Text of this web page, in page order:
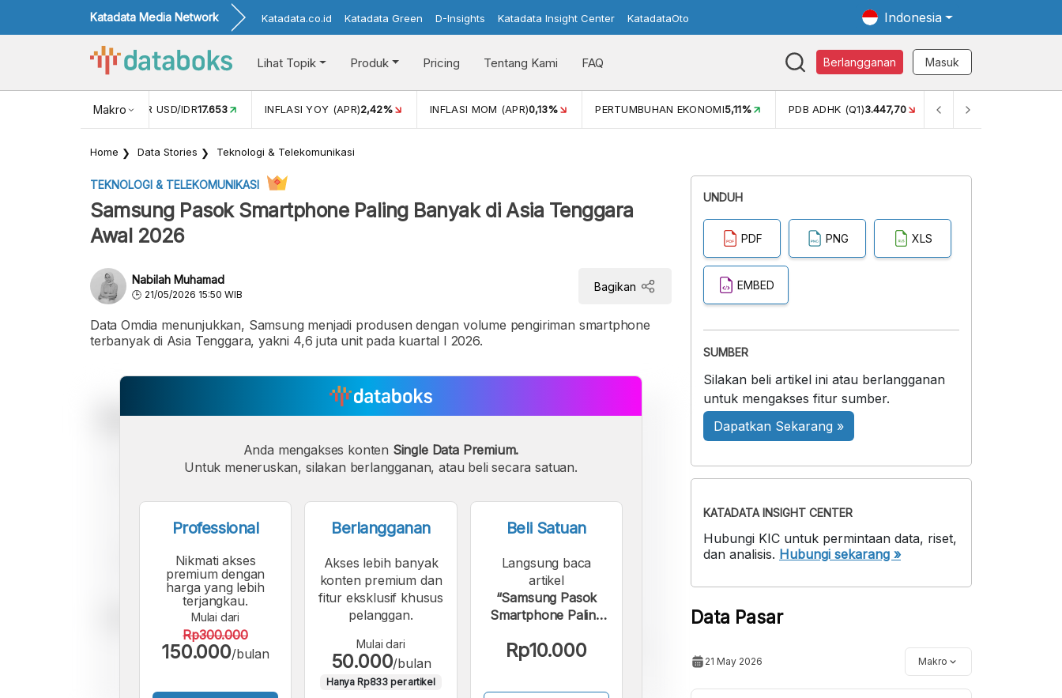
Katadata Media Network Katadata.co.id Katadata Green D-Insights Katadata Insight Center KatadataOto Indonesia
Lihat Topik Produk Pricing Tentang Kami FAQ Berlangganan Masuk
Makro
NILAI TUKAR USD/IDR17.653 INFLASI YOY (APR)2,42% INFLASI MOM (APR)0,13% PERTUMBUHAN EKONOMI5,11% PDB ADHK (Q1)3.447,70 GINI RASIO (SEM2)
Home Data Stories Teknologi & Telekomunikasi
TEKNOLOGI & TELEKOMUNIKASI
Samsung Pasok Smartphone Paling Banyak di Asia Tenggara
Awal 2026
Nabilah Muhamad
21/05/2026 15:50 WIB
Bagikan
Data Omdia menunjukkan, Samsung menjadi produsen dengan volume pengiriman smartphone
terbanyak di Asia Tenggara, yakni 4,6 juta unit pada kuartal I 2026.
Anda mengakses konten Single Data Premium.
Untuk meneruskan, silakan berlangganan, atau beli secara satuan.
Professional
Nikmati akses
premium dengan
harga yang lebih
terjangkau.
Mulai dari
Rp300.000
150.000/bulan
Berlangganan
Akses lebih banyak
konten premium dan
fitur eksklusif khusus
pelanggan.
Mulai dari
50.000/bulan
Hanya Rp833 per artikel
Beli Satuan
Langsung baca
artikel
“Samsung Pasok
Smartphone Paling
Tenggara Awal
Rp10.000
UNDUH
PDF PNG XLS
EMBED
SUMBER
Silakan beli artikel ini atau berlangganan
untuk mengakses fitur sumber.
Dapatkan Sekarang »
KATADATA INSIGHT CENTER
Hubungi KIC untuk permintaan data, riset,
dan analisis. Hubungi sekarang »
Data Pasar
21 May 2026 Makro